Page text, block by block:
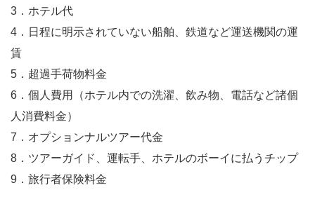
3．ホテル代
4．日程に明示されていない船舶、鉄道など運送機関の運
賃
5．超過手荷物料金
6．個人費用（ホテル内での洗濯、飲み物、電話など諸個
人消費料金）
7．オプションナルツアー代金
8．ツアーガイド、運転手、ホテルのボーイに払うチップ
9．旅行者保険料金